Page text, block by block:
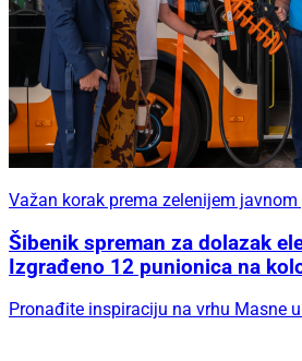
Važan korak prema zelenijem javnom
Šibenik spreman za dolazak
Izgrađeno 12 punionica na
Pronađite inspiraciju na vrhu Masne